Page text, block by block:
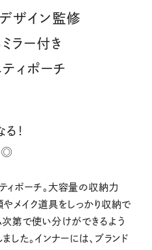
ザイン監修
ラー付き
ィポーチ
！
◎
ィポーチ。大容量の収納力
メイク道具をしっかり収納で
次第で使い分けができるよう
した。インナーには、ブランド